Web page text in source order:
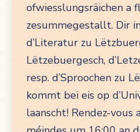
ofwiesslungsräichen a
zesummegestallt. Dir
d’Literatur zu
Lëtzebuergesch,
resp. d’Sproochen zu
kommt bei eis op
laanscht! Rendez-vous